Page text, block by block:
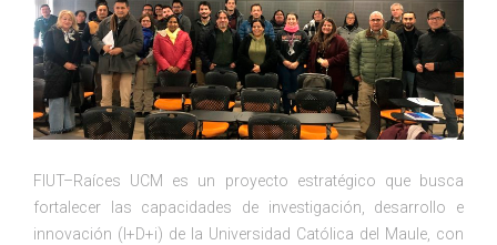
FIUT–Raíces UCM es un proyecto estratégico que busca
fortalecer las capacidades de investigación, desarrollo e
innovación (I+D+i) de la Universidad Católica del Maule, con